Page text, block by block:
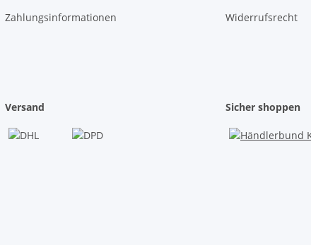
Zahlungsinformationen
Widerrufsrecht
Versand Sicher shoppen